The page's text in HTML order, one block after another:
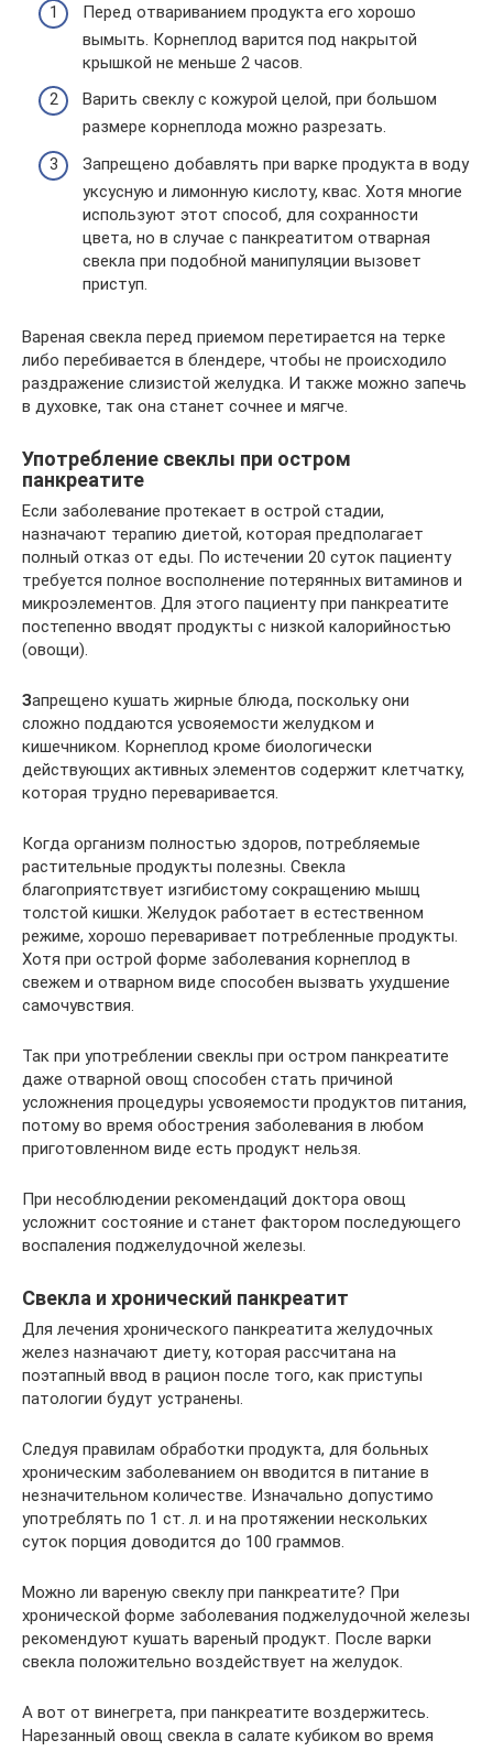
Перед отвариванием продукта его хорошо
вымыть. Корнеплод варится под накрытой
крышкой не меньше 2 часов.
Варить свеклу с кожурой целой, при большом
размере корнеплода можно разрезать.
Запрещено добавлять при варке продукта в воду
уксусную и лимонную кислоту, квас. Хотя многие
используют этот способ, для сохранности
цвета, но в случае с панкреатитом отварная
свекла при подобной манипуляции вызовет
приступ.
Вареная свекла перед приемом перетирается на терке
либо перебивается в блендере, чтобы не происходило
раздражение слизистой желудка. И также можно запечь
в духовке, так она станет сочнее и мягче.
Употребление свеклы при остром
панкреатите
Если заболевание протекает в острой стадии,
назначают терапию диетой, которая предполагает
полный отказ от еды. По истечении 20 суток пациенту
требуется полное восполнение потерянных витаминов и
микроэлементов. Для этого пациенту при панкреатите
постепенно вводят продукты с низкой калорийностью
(овощи).
Запрещено кушать жирные блюда, поскольку они
сложно поддаются усвояемости желудком и
кишечником. Корнеплод кроме биологически
действующих активных элементов содержит клетчатку,
которая трудно переваривается.
Когда организм полностью здоров, потребляемые
растительные продукты полезны. Свекла
благоприятствует изгибистому сокращению мышц
толстой кишки. Желудок работает в естественном
режиме, хорошо переваривает потребленные продукты.
Хотя при острой форме заболевания корнеплод в
свежем и отварном виде способен вызвать ухудшение
самочувствия.
Так при употреблении свеклы при остром панкреатите
даже отварной овощ способен стать причиной
усложнения процедуры усвояемости продуктов питания,
потому во время обострения заболевания в любом
приготовленном виде есть продукт нельзя.
При несоблюдении рекомендаций доктора овощ
усложнит состояние и станет фактором последующего
воспаления поджелудочной железы.
Свекла и хронический панкреатит
Для лечения хронического панкреатита желудочных
желез назначают диету, которая рассчитана на
поэтапный ввод в рацион после того, как приступы
патологии будут устранены.
Следуя правилам обработки продукта, для больных
хроническим заболеванием он вводится в питание в
незначительном количестве. Изначально допустимо
употреблять по 1 ст. л. и на протяжении нескольких
суток порция доводится до 100 граммов.
Можно ли вареную свеклу при панкреатите? При
хронической форме заболевания поджелудочной железы
рекомендуют кушать вареный продукт. После варки
свекла положительно воздействует на желудок.
А вот от винегрета, при панкреатите воздержитесь.
Нарезанный овощ свекла в салате кубиком во время